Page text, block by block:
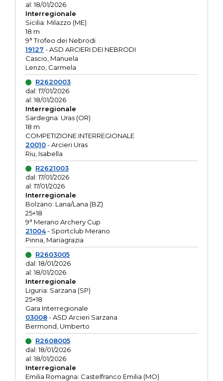
al: 18/01/2026
Interregionale
Sicilia: Milazzo (ME)
18 m
9° Trofeo dei Nebrodi
19127 - ASD ARCIERI DEI NEBRODI
Cascio, Manuela
Lenzo, Carmela
R2620003
dal: 17/01/2026
al: 18/01/2026
Interregionale
Sardegna: Uras (OR)
18 m
COMPETIZIONE INTERREGIONALE
20010- Arcieri Uras
Riu, Isabella
R2621003
dal: 17/01/2026
al: 17/01/2026
Interregionale
Bolzano: Lana/Lana (BZ)
25+18
9° Merano Archery Cup
21004- Sportclub Merano
Pinna, Mariagrazia
R2603005
dal: 18/01/2026
al: 18/01/2026
Interregionale
Liguria: Sarzana (SP)
25+18
Gara Interregionale
03008- ASD Arcieri Sarzana
Bermond, Umberto
R2608005
dal: 18/01/2026
al: 18/01/2026
Interregionale
Emilia Romagna: Castelfranco Emilia (MO)